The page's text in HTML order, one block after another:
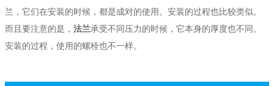
兰，它们在安装的时候，都是成对的使用。安装的过程也比较类似。
而且要注意的是， 法兰承受不同压力的时候，它本身的厚度也不同。
安装的过程，使用的螺栓也不一样。